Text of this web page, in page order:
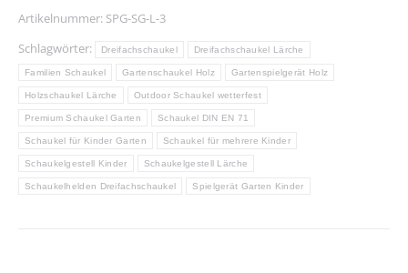
Artikelnummer: SPG-SG-L-3
Schlagwörter:
Dreifachschaukel Dreifachschaukel Lärche
Familien Schaukel Gartenschaukel Holz Gartenspielgerät Holz
Holzschaukel Lärche Outdoor Schaukel wetterfest
Premium Schaukel Garten Schaukel DIN EN 71
Schaukel für Kinder Garten Schaukel für mehrere Kinder
Schaukelgestell Kinder Schaukelgestell Lärche
Schaukelhelden Dreifachschaukel Spielgerät Garten Kinder